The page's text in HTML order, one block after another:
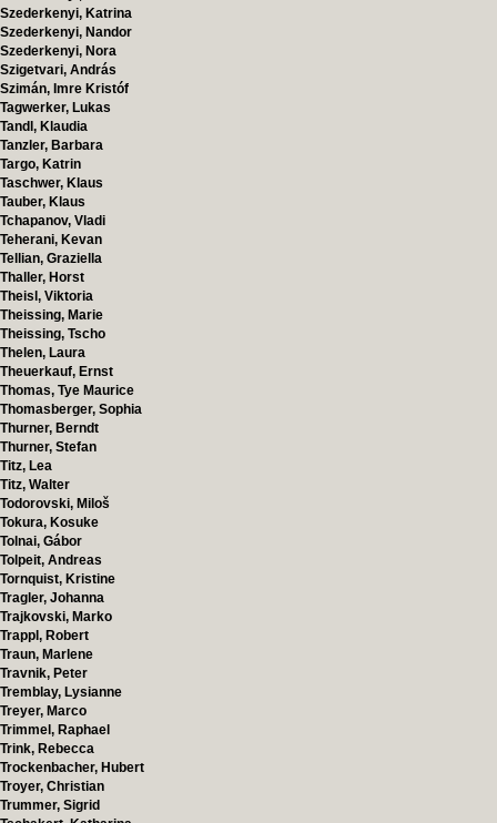
Szederkenyi, Katrina
Szederkenyi, Nandor
Szederkenyi, Nora
Szigetvari, András
Szimán, Imre Kristóf
Tagwerker, Lukas
Tandl, Klaudia
Tanzler, Barbara
Targo, Katrin
Taschwer, Klaus
Tauber, Klaus
Tchapanov, Vladi
Teherani, Kevan
Tellian, Graziella
Thaller, Horst
Theisl, Viktoria
Theissing, Marie
Theissing, Tscho
Thelen, Laura
Theuerkauf, Ernst
Thomas, Tye Maurice
Thomasberger, Sophia
Thurner, Berndt
Thurner, Stefan
Titz, Lea
Titz, Walter
Todorovski, Miloš
Tokura, Kosuke
Tolnai, Gábor
Tolpeit, Andreas
Tornquist, Kristine
Tragler, Johanna
Trajkovski, Marko
Trappl, Robert
Traun, Marlene
Travnik, Peter
Tremblay, Lysianne
Treyer, Marco
Trimmel, Raphael
Trink, Rebecca
Trockenbacher, Hubert
Troyer, Christian
Trummer, Sigrid